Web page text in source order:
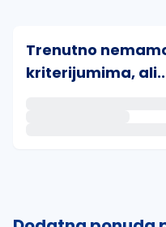
Trenutno
kriterijumima,